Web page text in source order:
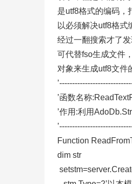
是utf8格式的编码，
以必须解决utf8格式
经过一翻搜索才了
可代替fso生成文件
对象来生成utf8文件
’函数名称
’作用:利用
Function
dim str